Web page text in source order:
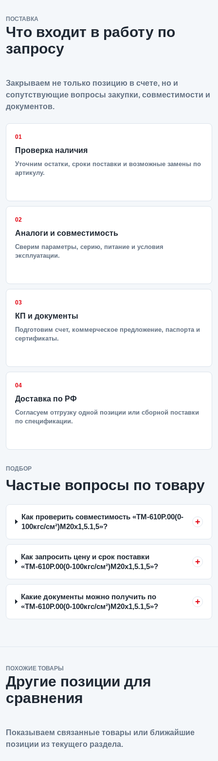
ПОСТАВКА
Что входит в работу по
запросу
Закрываем не только позицию в счете, но и
сопутствующие вопросы закупки, совместимости и
документов.
01
Проверка наличия
Уточним остатки, сроки поставки и возможные замены по
артикулу.
02
Аналоги и совместимость
Сверим параметры, серию, питание и условия
эксплуатации.
03
КП и документы
Подготовим счет, коммерческое предложение, паспорта и
сертификаты.
04
Доставка по РФ
Согласуем отгрузку одной позиции или сборной поставки
по спецификации.
ПОДБОР
Частые вопросы по товару
Как проверить совместимость «ТМ-610Р.00(0-
100кгс/см²)M20x1,5.1,5»?
Как запросить цену и срок поставки
«ТМ-610Р.00(0-100кгс/см²)M20x1,5.1,5»?
Какие документы можно получить по
«ТМ-610Р.00(0-100кгс/см²)M20x1,5.1,5»?
ПОХОЖИЕ ТОВАРЫ
Другие позиции для
сравнения
Показываем связанные товары или ближайшие
позиции из текущего раздела.